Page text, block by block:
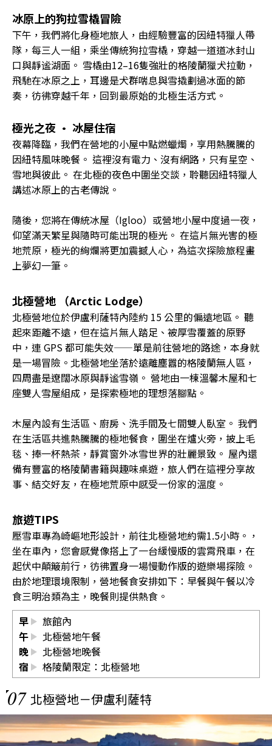
冰原上的狗拉雪橇冒險
下午，我們將化身極地旅人，由經驗豐富的因紐特獵人帶
隊，每三人一組，乘坐傳統狗拉雪橇，穿越一道道冰封山
口與靜谧湖面。 雪橇由12–16隻強壯的格陵蘭獵犬拉動，
飛馳在冰原之上，耳邊是犬群喘息與雪撬劃過冰面的節
奏，彷彿穿越千年，回到最原始的北極生活方式。
極光之夜 · 冰屋住宿
夜幕降臨，我們在營地的小屋中點燃蠟燭，享用熱騰騰的
因紐特風味晚餐。 這裡沒有電力、沒有網路，只有星空、
雪地與彼此。 在北極的夜色中圍坐交談，聆聽因紐特獵人
講述冰原上的古老傳說。
隨後，您將在傳統冰屋（Igloo）或營地小屋中度過一夜，
仰望滿天繁星與隨時可能出現的極光。 在這片無光害的極
地荒原，極光的絢爛將更加震撼人心，為這次探險旅程畫
上夢幻一筆。
北極營地 （Arctic Lodge）
北極營地位於伊盧利薩特內陸約 15 公里的偏遠地區。 聽
起來距離不遠，但在這片無人踏足、被厚雪覆蓋的原野
中，連 GPS 都可能失效——單是前往營地的路途，本身就
是一場冒險。北極營地坐落於遠離塵囂的格陵蘭無人區，
四周盡是遼闊冰原與靜谧雪嶺。 營地由一棟溫馨木屋和七
座雙人雪屋組成，是探索極地的理想落腳點。
木屋內設有生活區、廚房、洗手間及七間雙人臥室。 我們
在生活區共進熱騰騰的極地餐食，圍坐在爐火旁，披上毛
毯、捧一杯熱茶，靜賞窗外冰雪世界的壯麗景致。 屋內還
備有豐富的格陵蘭書籍與趣味桌遊，旅人們在這裡分享故
事、結交好友，在極地荒原中感受一份家的溫度。
旅遊TIPS
壓雪車專為崎嶇地形設計，前往北極營地約需1.5小時。，
坐在車內，您會感覺像搭上了一台緩慢版的雲霄飛車，在
起伏中顛簸前行，彷彿置身一場慢動作版的遊樂場探險。
由於地理環境限制，營地餐食安排如下：早餐與午餐以冷
食三明治類為主，晚餐則提供熱食。
早
旅館內
午
北極營地午餐
晚
北極營地晚餐
宿
格陵蘭限定：北極營地
07 北極營地－伊盧利薩特